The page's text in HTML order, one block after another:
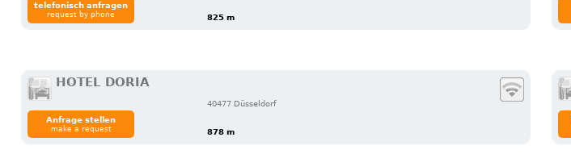
825 m
telefonisch anfragen
request by phone
HOTEL DORIA
40477 Düsseldorf
878 m
Anfrage stellen
make a request